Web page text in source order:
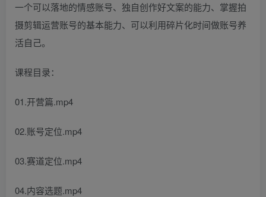
一个可以落地的情感账号、独自创作好文案的能力、掌握拍
摄剪辑运营账号的基本能力、可以利用碎片化时间做账号养
活自己。
课程目录：
01.开营篇.mp4
02.账号定位.mp4
03.赛道定位.mp4
04.内容选题.mp4